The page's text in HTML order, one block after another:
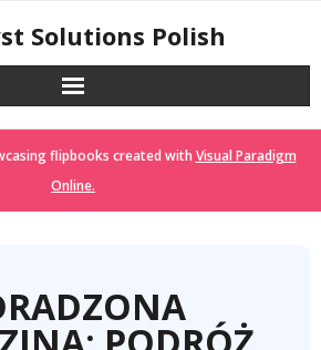
Solutions Polish
flipbooks created with Visual Paradigm
Online.